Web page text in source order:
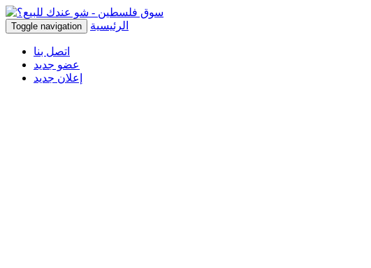
Toggle navigation الرئيسية
اتصل بنا
عضو جديد
إعلان جديد